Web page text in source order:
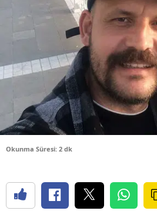
Okunma Süresi: 2 dk